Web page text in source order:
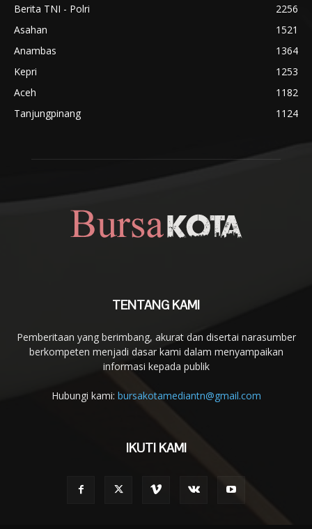
Berita TNI - Polri
2256
Asahan
1521
Anambas
1364
Kepri
1253
Aceh
1182
Tanjungpinang
1124
TENTANG KAMI
Pemberitaan yang berimbang, akurat dan disertai narasumber
berkompeten menjadi dasar kami dalam menyampaikan
informasi kepada publik
Hubungi kami: bursakotamediantn@gmail.com
IKUTI KAMI